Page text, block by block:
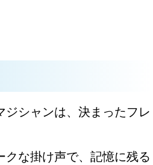
シャンは、決まったフレ
な掛け声で、記憶に残る